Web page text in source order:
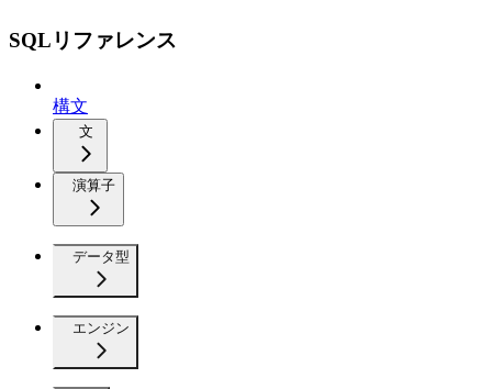
SQLリファレンス
構文
文
演算子
データ型
エンジン